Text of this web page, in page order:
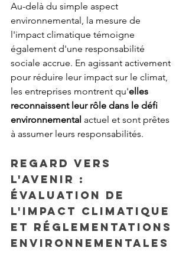
Au-delà du simple aspect
environnemental, la mesure de
l'impact climatique témoigne
également d'une responsabilité
sociale accrue. En agissant activement
pour réduire leur impact sur le climat,
les entreprises montrent qu'elles
reconnaissent leur rôle dans le défi
environnemental actuel et sont prêtes
à assumer leurs responsabilités.
Regard vers
l'avenir :
évaluation de
l'impact climatique
et réglementations
environnementales